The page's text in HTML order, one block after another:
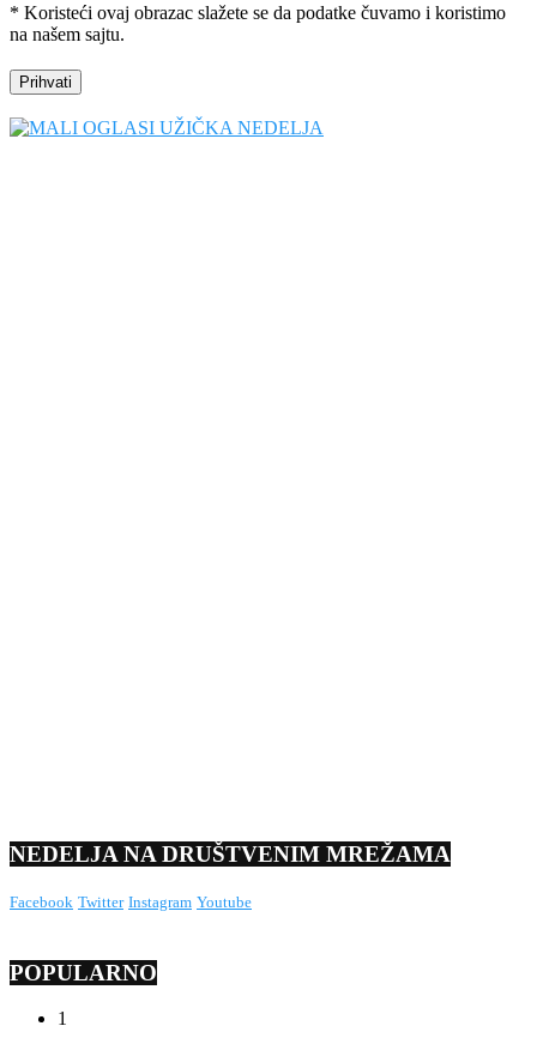
* Koristeći ovaj obrazac slažete se da podatke čuvamo i koristimo
na našem sajtu.
NEDELJA NA DRUŠTVENIM MREŽAMA
Facebook Twitter Instagram Youtube
POPULARNO
1